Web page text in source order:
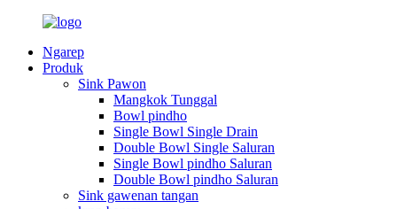
Ngarep
Produk
Sink Pawon
Mangkok Tunggal
Bowl pindho
Single Bowl Single Drain
Double Bowl Single Saluran
Single Bowl pindho Saluran
Double Bowl pindho Saluran
Sink gawenan tangan